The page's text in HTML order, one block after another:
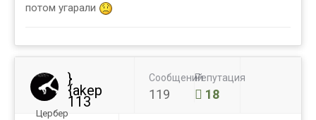
потом угарали
}
{akep
113
Цербер
Сообщений
119
Репутация
18